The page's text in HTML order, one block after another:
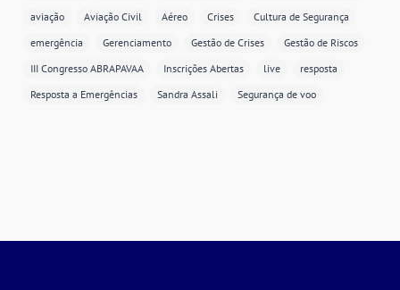
aviação
Aviação Civil Aéreo Crises
Cultura de Segurança
emergência
Gerenciamento Gestão de Crises
Gestão de Riscos
III Congresso ABRAPAVAA
Inscrições Abertas live
resposta
Resposta a Emergências
Sandra Assali Segurança de voo